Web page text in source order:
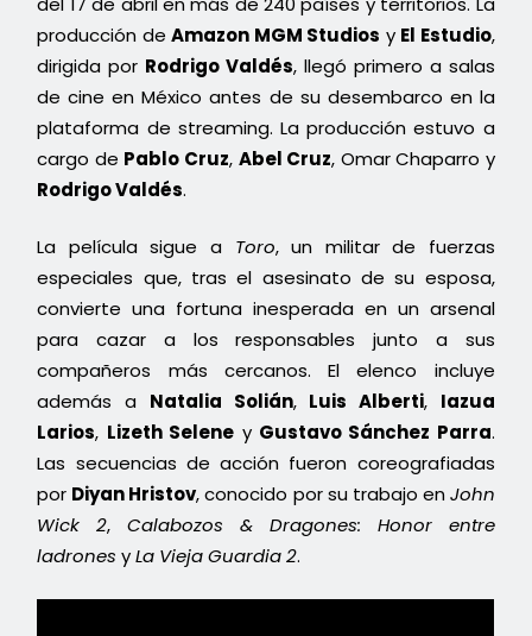
producción deAmazon MGM Studios y El Estudio,
dirigida por Rodrigo Valdés, llegó primero a salas
de cine en México antes de su desembarco en la
plataforma de streaming. La producción estuvo a
cargo de Pablo Cruz, Abel Cruz, Omar Chaparro y
Rodrigo Valdés.
La película sigue a Toro, un militar de fuerzas
especiales que, tras el asesinato de su esposa,
convierte una fortuna inesperada en un arsenal
para cazar a los responsables junto a sus
compañeros más cercanos. El elenco incluye
además a Natalia Solián, Luis Alberti, Iazua
Larios, Lizeth Selene y Gustavo Sánchez Parra.
Las secuencias de acción fueron coreografiadas
por Diyan Hristov, conocido por su trabajo en John
Wick 2,Calabozos & Dragones: Honor entre
ladrones yLa Vieja Guardia 2.